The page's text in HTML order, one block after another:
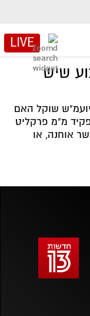
LIVE
שיש
אמרו לחדשות 13 כי היועמ"ש שוקל האם
מ"מ פרקליט
אוחנה, או